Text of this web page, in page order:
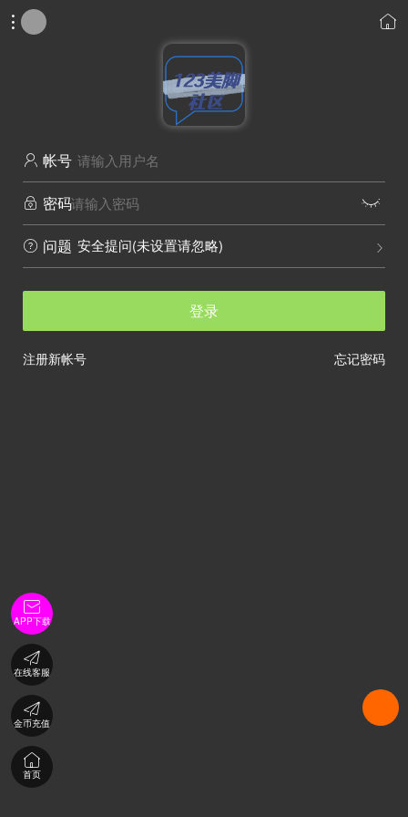
 
 帐号
 密码 
 问题 
安全提问(未设置请忽略)
登录
忘记密码
注册新帐号

APP下载

在线客服

金币充值

首页